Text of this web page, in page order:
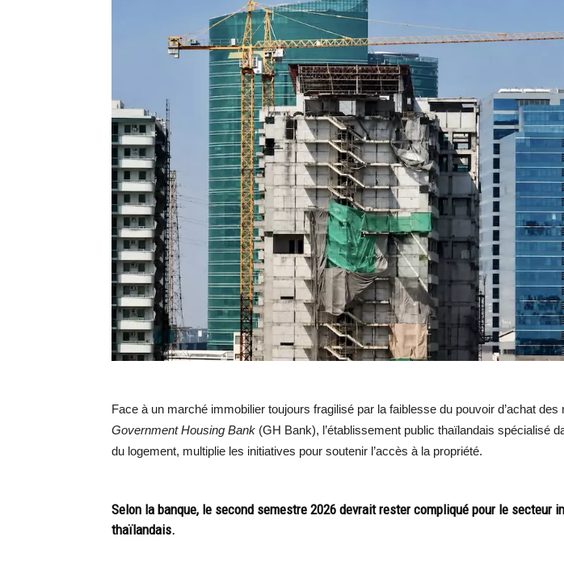
Face à un marché immobilier toujours fragilisé par la faiblesse du pouvoir d’achat des
Government Housing Bank (GH Bank), l’établissement public thaïlandais spécialisé
du logement, multiplie les initiatives pour soutenir l’accès à la propriété.
Selon la banque, le second semestre 2026 devrait rester compliqué pour le secteur
thaïlandais.